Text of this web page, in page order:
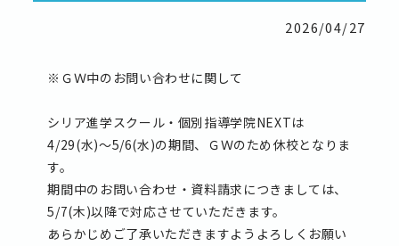
2026/04/27
※ＧＷ中のお問い合わせに関して
シリア進学スクール・個別指導学院NEXTは
4/29(水)〜5/6(水)の期間、ＧＷのため休校となりま
す。
期間中のお問い合わせ・資料請求につきましては、
5/7(木)以降で対応させていただきます。
あらかじめご了承いただきますようよろしくお願い